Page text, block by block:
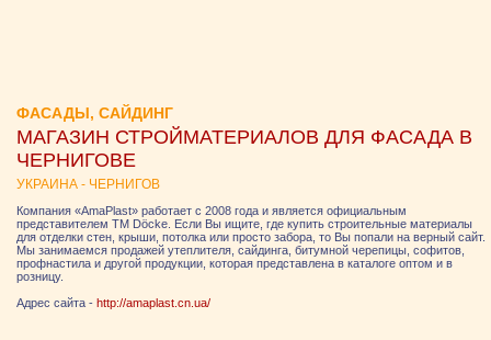
ФАСАДЫ, САЙДИНГ
МАГАЗИН СТРОЙМАТЕРИАЛОВ ДЛЯ ФАСАДА В
ЧЕРНИГОВЕ
УКРАИНА - ЧЕРНИГОВ
Компания «AmaPlast» работает с 2008 года и является официальным
представителем ТМ Döcke. Если Вы ищите, где купить строительные материалы
для отделки стен, крыши, потолка или просто забора, то Вы попали на верный сайт.
Мы занимаемся продажей утеплителя, сайдинга, битумной черепицы, софитов,
профнастила и другой продукции, которая представлена в каталоге оптом и в
розницу.
Адрес сайта - http://amaplast.cn.ua/